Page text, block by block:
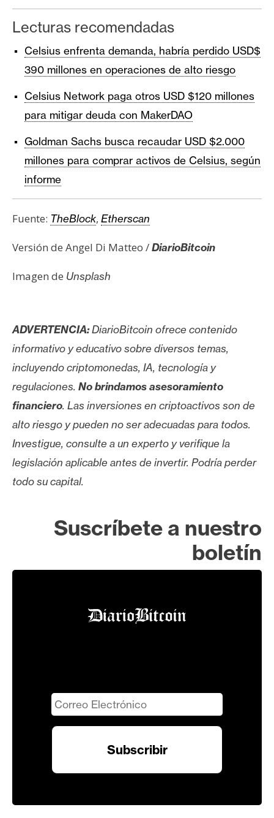
Lecturas recomendadas
Celsius enfrenta demanda, habría perdido USD$
390 millones en operaciones de alto riesgo
Celsius Network paga otros USD $120 millones
para mitigar deuda con MakerDAO
Goldman Sachs busca recaudar USD $2.000
millones para comprar activos de Celsius, según
informe
Fuente: TheBlock, Etherscan
Versión de Angel Di Matteo /DiarioBitcoin
Imagen de Unsplash
ADVERTENCIA:DiarioBitcoin ofrece contenido
informativo y educativo sobre diversos temas,
incluyendo criptomonedas, IA, tecnología y
regulaciones. No brindamos asesoramiento
financiero. Las inversiones en criptoactivos son de
alto riesgo y pueden no ser adecuadas para todos.
Investigue, consulte a un experto y verifique la
legislación aplicable antes de invertir. Podría perder
todo su capital.
Suscríbete a nuestro
boletín